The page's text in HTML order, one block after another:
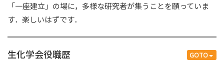
「一座建立」の場に，多様な研究者が集うことを願っていま
す．楽しいはずです．
GOTO
生化学会役職歴